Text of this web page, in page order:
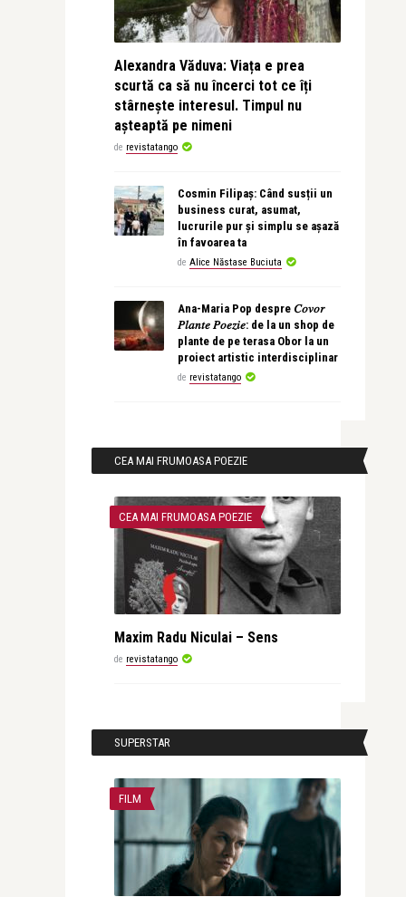
Alexandra Văduva: Viața e prea
scurtă ca să nu încerci tot ce îți
stârnește interesul. Timpul nu
așteaptă pe nimeni
de revistatango
Cosmin Filipaș: Când susții un
business curat, asumat,
lucrurile pur și simplu se așază
în favoarea ta
de Alice Năstase Buciuta
Ana-Maria Pop despre 𝐶𝑜𝑣𝑜𝑟
𝑃𝑙𝑎𝑛𝑡𝑒 𝑃𝑜𝑒𝑧𝑖𝑒: de la un shop de
plante de pe terasa Obor la un
proiect artistic interdisciplinar
de revistatango
CEA MAI FRUMOASA POEZIE
CEA MAI FRUMOASA POEZIE
Maxim Radu Niculai – Sens
de revistatango
SUPERSTAR
FILM